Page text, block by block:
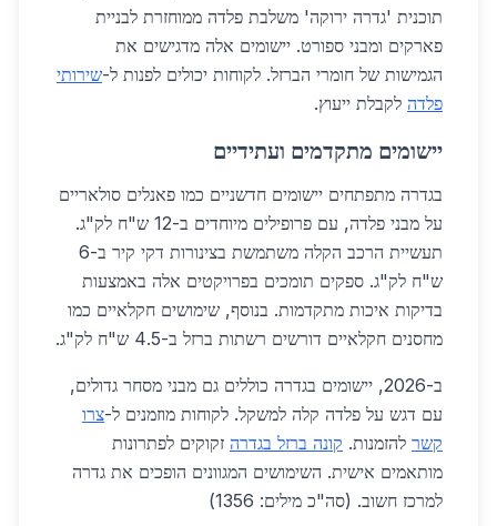
תוכנית 'גדרה ירוקה' משלבת פלדה ממוחזרת לבניית
פארקים ומבני ספורט. יישומים אלה מדגישים את
הגמישות של חומרי הברזל. לקוחות יכולים לפנות ל-שירותי
פלדה לקבלת ייעוץ.
יישומים מתקדמים ועתידיים
בגדרה מתפתחים יישומים חדשניים כמו פאנלים סולאריים
על מבני פלדה, עם פרופילים מיוחדים ב-12 ש"ח לק"ג.
תעשיית הרכב הקלה משתמשת בצינורות דקי קיר ב-6
ש"ח לק"ג. ספקים תומכים בפרויקטים אלה באמצעות
בדיקות איכות מתקדמות. בנוסף, שימושים חקלאיים כמו
מחסנים חקלאיים דורשים רשתות ברזל ב-4.5 ש"ח לק"ג.
ב-2026, יישומים בגדרה כוללים גם מבני מסחר גדולים,
עם דגש על פלדה קלה למשקל. לקוחות מוזמנים ל-צרו
קשר להזמנות. קונה ברזל בגדרה זקוקים לפתרונות
מותאמים אישית. השימושים המגוונים הופכים את גדרה
למרכז חשוב. (סה"כ מילים: 1356)